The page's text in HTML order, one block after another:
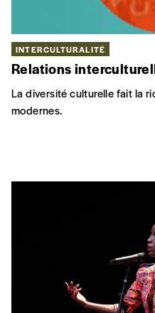
INTERCULTURALITÉ
Relations
La diversité culturelle fait la
modernes.